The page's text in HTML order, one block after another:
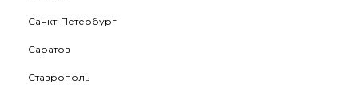
Санкт-Петербург
Саратов
Ставрополь